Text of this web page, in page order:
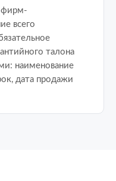
фирм-
всего
талона
наименование
дата продажи